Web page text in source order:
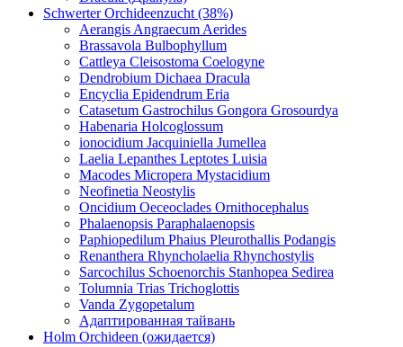
Schwerter Orchideenzucht (38%)
Aerangis Angraecum Aerides
Brassavola Bulbophyllum
Cattleya Cleisostoma Coelogyne
Dendrobium Dichaea Dracula
Encyclia Epidendrum Eria
Catasetum Gastrochilus Gongora Grosourdya
Habenaria Holcoglossum
ionocidium Jacquiniella Jumellea
Laelia Lepanthes Leptotes Luisia
Macodes Micropera Mystacidium
Neofinetia Neostylis
Oncidium Oeceoclades Ornithocephalus
Phalaenopsis Paraphalaenopsis
Paphiopedilum Phaius Pleurothallis Podangis
Renanthera Rhyncholaelia Rhynchostylis
Sarcochilus Schoenorchis Stanhopea Sedirea
Tolumnia Trias Trichoglottis
Vanda Zygopetalum
Адаптированная тайвань
Holm Orchideen (ожидается)